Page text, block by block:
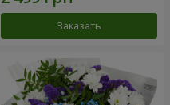
Заказать